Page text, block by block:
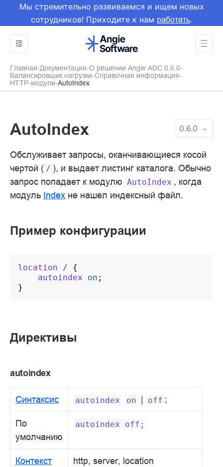
Мы стремительно развиваемся и ищем новых
сотрудников! Приходите к нам работать.
Главная Документация О решении Angie ADC 0.6.0
Балансировщик нагрузки Справочная информация
HTTP-модули AutoIndex
0.6.0
AutoIndex
Обслуживает запросы, оканчивающиеся косой
чертой ( / ), и выдает листинг каталога. Обычно
запрос попадает к модулю AutoIndex , когда
модуль Index не нашел индексный файл.
Пример конфигурации
location /
{
autoindex
on ;
}
Директивы
autoindex
Синтаксис autoindex on | off ;
По
умолчанию
autoindex off;
Контекст http, server, location